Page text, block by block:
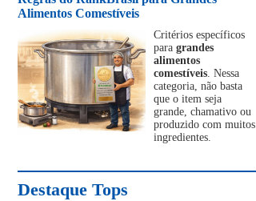
Alimentos Comestíveis
Critérios específicos
para grandes
alimentos
comestíveis. Nessa
categoria, não basta
que o item seja
grande, chamativo ou
produzido com muitos
ingredientes.
Destaque Tops